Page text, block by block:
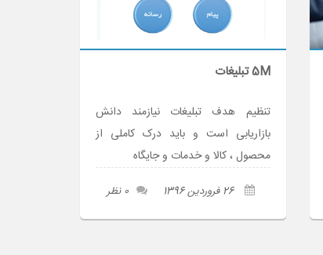
5M تبلیغات
تنظیم هدف تبلیغات نیازمند دانش
بازاریابی است و باید درک کاملی از
محصول ، کالا و خدمات و جایگاه
26 فروردین 1396 0 نظر